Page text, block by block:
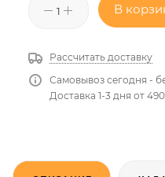
В
Рассчитать доставку
Самовывоз сегодня -
Доставка 1-3 дня от